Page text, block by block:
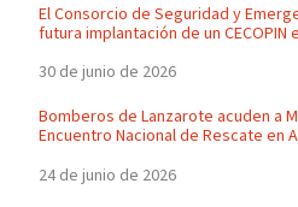
El Consorcio de Seguridad y
futura implantación de un CECOPIN
30 de junio de 2026
Bomberos de Lanzarote acuden a
Encuentro Nacional de Rescate en
24 de junio de 2026